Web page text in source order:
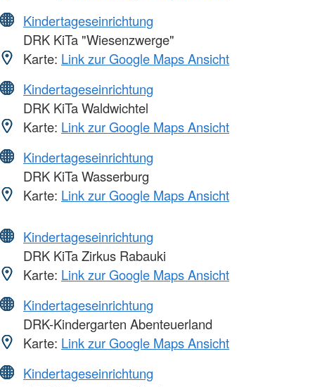
Kindertageseinrichtung
DRK KiTa "Wiesenzwerge"
Karte: Link zur Google Maps Ansicht
Kindertageseinrichtung
DRK KiTa Waldwichtel
Karte: Link zur Google Maps Ansicht
Kindertageseinrichtung
DRK KiTa Wasserburg
Karte: Link zur Google Maps Ansicht
Kindertageseinrichtung
DRK KiTa Zirkus Rabauki
Karte: Link zur Google Maps Ansicht
Kindertageseinrichtung
DRK-Kindergarten Abenteuerland
Karte: Link zur Google Maps Ansicht
Kindertageseinrichtung